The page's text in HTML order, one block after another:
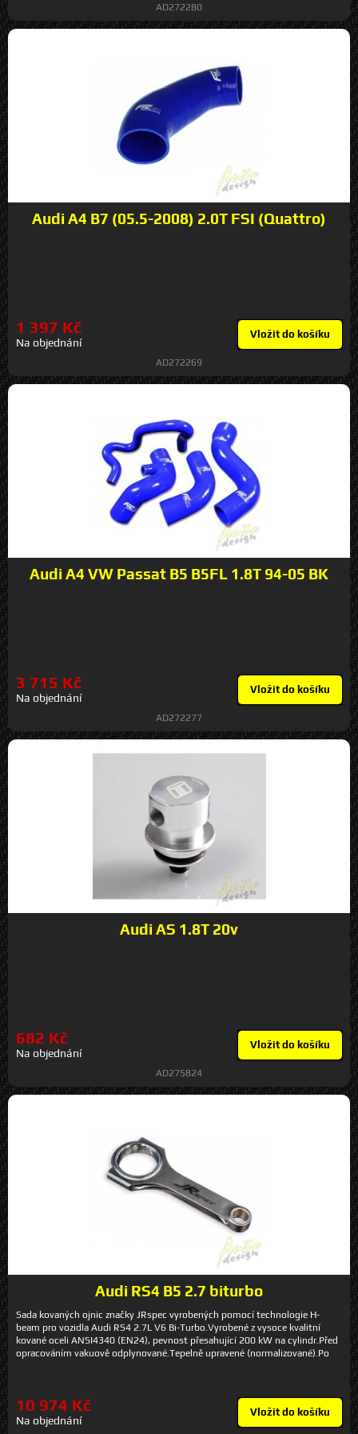
AD272280
Audi A4 B7 (05.5-2008) 2.0T FSI (Quattro)
1 397 Kč
Na objednání
Vložit do košíku
AD272269
Audi A4 VW Passat B5 B5FL 1.8T 94-05 BK
3 715 Kč
Na objednání
Vložit do košíku
AD272277
Audi AS 1.8T 20v
682 Kč
Na objednání
Vložit do košíku
AD275824
Audi RS4 B5 2.7 biturbo
Sada kovaných ojnic značky JRspec vyrobených pomocí technologie H-
beam pro vozidla Audi RS4 2.7L V6 Bi-Turbo.Vyrobené z vysoce kvalitní
kované oceli ANSI4340 (EN24), pevnost přesahující 200 kW na cylindr.Před
opracováním vakuově odplynované.Tepelně upravené (normalizované).Po
do 0,01 mm – rozdíly u mnoha značkových výrobců překračují dokonce
0,1mm, což má za následek rychlejší opotřebení ložisek!Každá jednotlivá
sada ojnice + pata má své individuální číslo. Sady jsou baleny podle váhy a
10 974 Kč
Na objednání
Vložit do košíku